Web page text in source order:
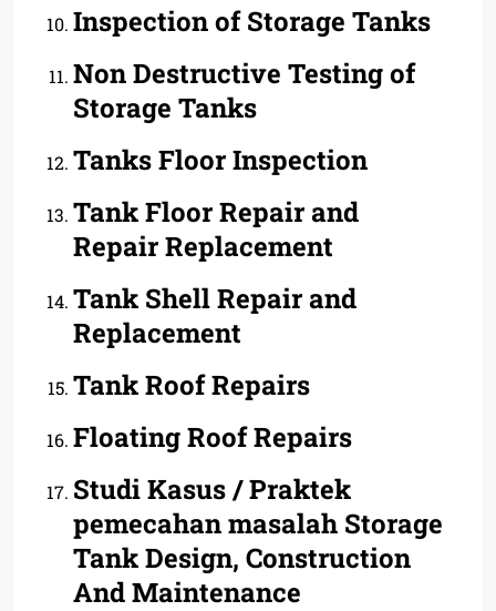
Inspection of Storage Tanks
Non Destructive Testing of
Storage Tanks
Tanks Floor Inspection
Tank Floor Repair and
Repair Replacement
Tank Shell Repair and
Replacement
Tank Roof Repairs
Floating Roof Repairs
Studi Kasus / Praktek
pemecahan masalah Storage
Tank Design, Construction
And Maintenance